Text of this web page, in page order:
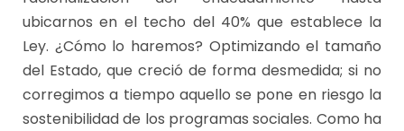
ubicarnos en el techo del 40% que establece la
Ley. ¿Cómo lo haremos? Optimizando el tamaño
del Estado, que creció de forma desmedida; si no
corregimos a tiempo aquello se pone en riesgo la
sostenibilidad de los programas sociales. Como ha